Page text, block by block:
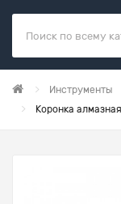
Инструменты
Коронка